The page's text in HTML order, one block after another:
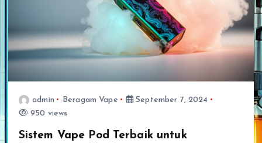
admin Beragam Vape
September 7, 2024
950 views
Sistem Vape Pod Terbaik untuk